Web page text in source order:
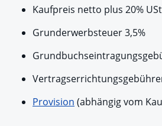
Kaufpreis netto plus 20%
Grunderwerbsteuer 3,5%
Provision (abhängig vom